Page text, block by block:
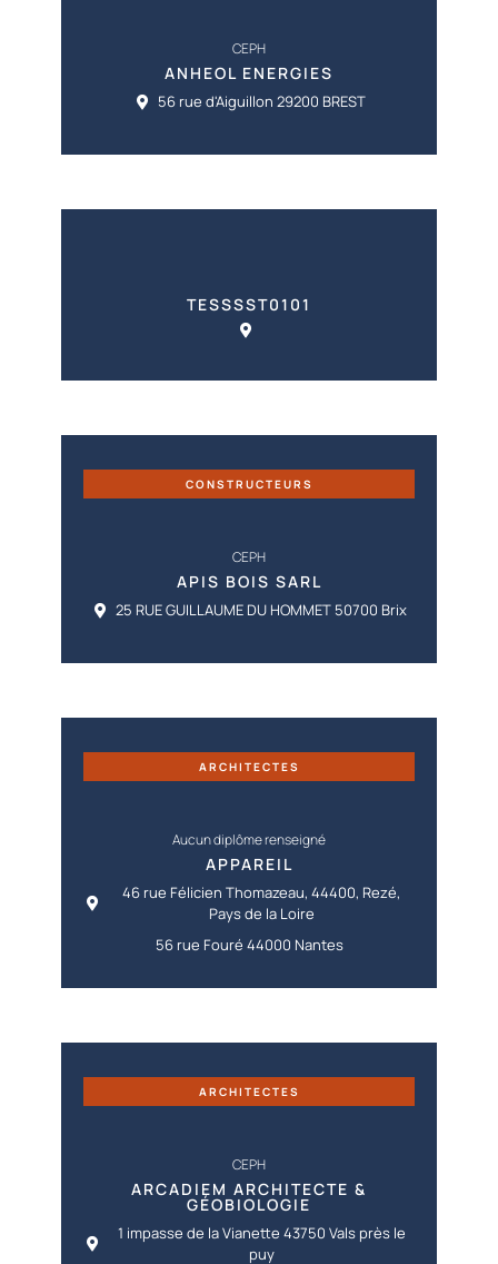
CEPH
ANHEOL ENERGIES
56 rue d'Aiguillon 29200 BREST
TESSSST0101
CONSTRUCTEURS
CEPH
APIS BOIS SARL
25 RUE GUILLAUME DU HOMMET 50700 Brix
ARCHITECTES
Aucun diplôme renseigné
APPAREIL
46 rue Félicien Thomazeau, 44400, Rezé,
Pays de la Loire
56 rue Fouré 44000 Nantes
ARCHITECTES
CEPH
ARCADIEM ARCHITECTE &
GÉOBIOLOGIE
1 impasse de la Vianette 43750 Vals près le
puy